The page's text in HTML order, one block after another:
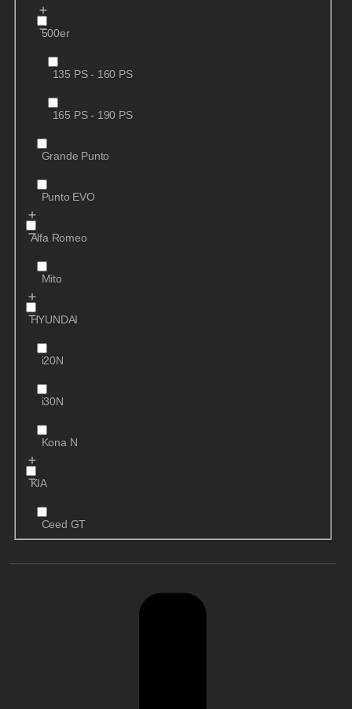
500er
135 PS - 160 PS
165 PS - 190 PS
Grande Punto
Punto EVO
Alfa Romeo
Mito
HYUNDAI
i20N
i30N
Kona N
KIA
Ceed GT